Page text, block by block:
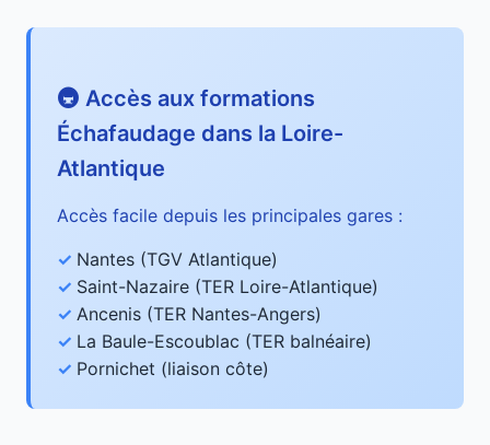
🚇 Accès aux formations
Échafaudage dans la Loire-
Atlantique
Accès facile depuis les principales gares :
Nantes (TGV Atlantique)
Saint-Nazaire (TER Loire-Atlantique)
Ancenis (TER Nantes-Angers)
La Baule-Escoublac (TER balnéaire)
Pornichet (liaison côte)